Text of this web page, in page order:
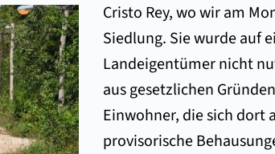
Cristo Rey, wo wir am
Siedlung. Sie wurde auf
Landeigentümer nicht
aus gesetzlichen
Einwohner, die sich dort
provisorische